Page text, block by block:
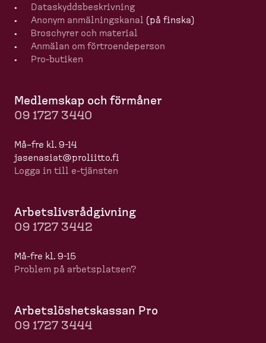
Dataskydds­be­skrivning
Anonym anmälningskanal (på finska)
Broschyrer och material
Anmälan om förtro­en­de­person
Pro-​butiken
Medlemskap och förmåner
09 1727 3440
Må–fre kl. 9-14
jasenasiat@proliitto.fi
Logga in till e-​tjänsten
Arbets­livs­råd­givning
09 1727 3442
Må-​fre kl. 9-15
Problem på arbets­platsen?
Arbets­lös­hets­kassan Pro
09 1727 3444